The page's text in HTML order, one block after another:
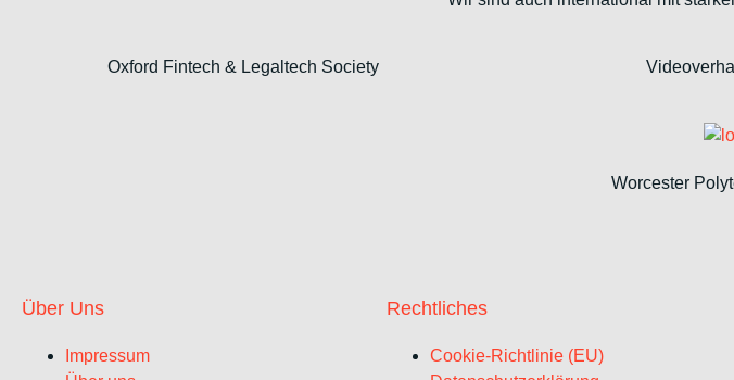
Oxford Fintech & Legaltech Society
Worcester
Über Uns
Impressum
Rechtliches
Cookie-Richtlinie (EU)